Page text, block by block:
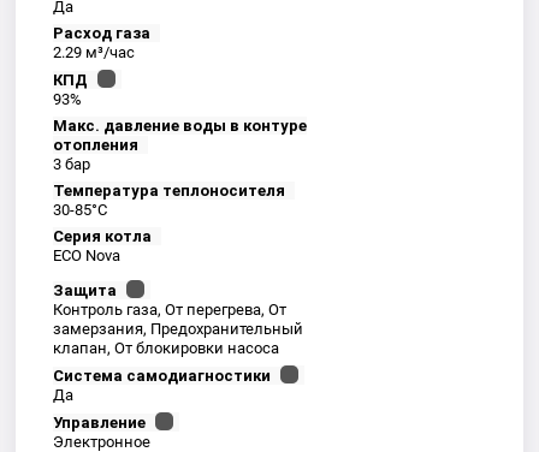
Да
Расход газа
2.29 м³/час
КПД
93%
Макс. давление воды в контуре
отопления
3 бар
Температура теплоносителя
30-85°С
Серия котла
ECO Nova
Защита
Контроль газа, От перегрева, От
замерзания, Предохранительный
клапан, От блокировки насоса
Система самодиагностики
Да
Управление
Электронное